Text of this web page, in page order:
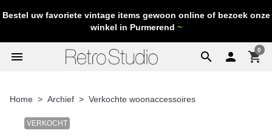
Bestel uw favoriete vintage items gewoon online of bezoek onze
winkel in Purmerend ~
search
menu  shopping_cart
0
Home Archief Verkochte woonaccessoires
VERKOCHT